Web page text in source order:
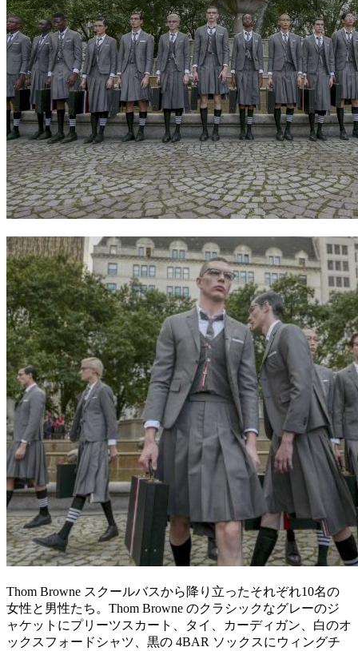
Thom Browne スクールバスから降り立ったそれぞれ10名の
女性と男性たち。Thom Browne のクラシックなグレーのジ
ャケットにプリーツスカート、タイ、カーディガン、白のオ
ックスフォードシャツ、黒の 4BAR ソックスにウィングチ